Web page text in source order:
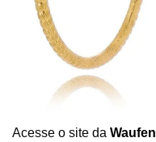
Acesse o site da Waufen